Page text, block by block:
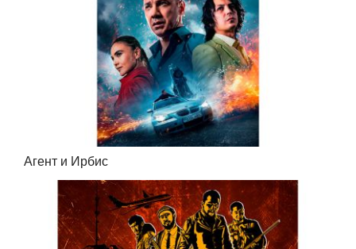
Агент и Ирбис